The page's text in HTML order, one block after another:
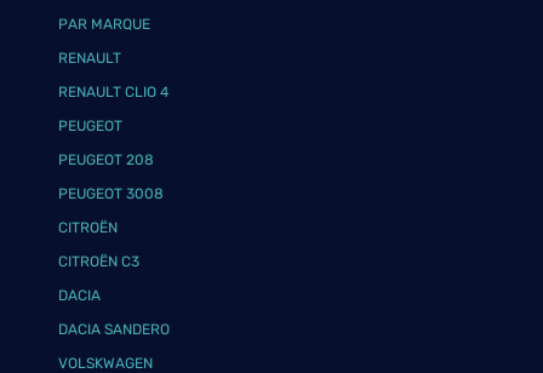
PAR MARQUE
RENAULT
RENAULT CLIO 4
PEUGEOT
PEUGEOT 208
PEUGEOT 3008
CITROËN
CITROËN C3
DACIA
DACIA SANDERO
VOLSKWAGEN